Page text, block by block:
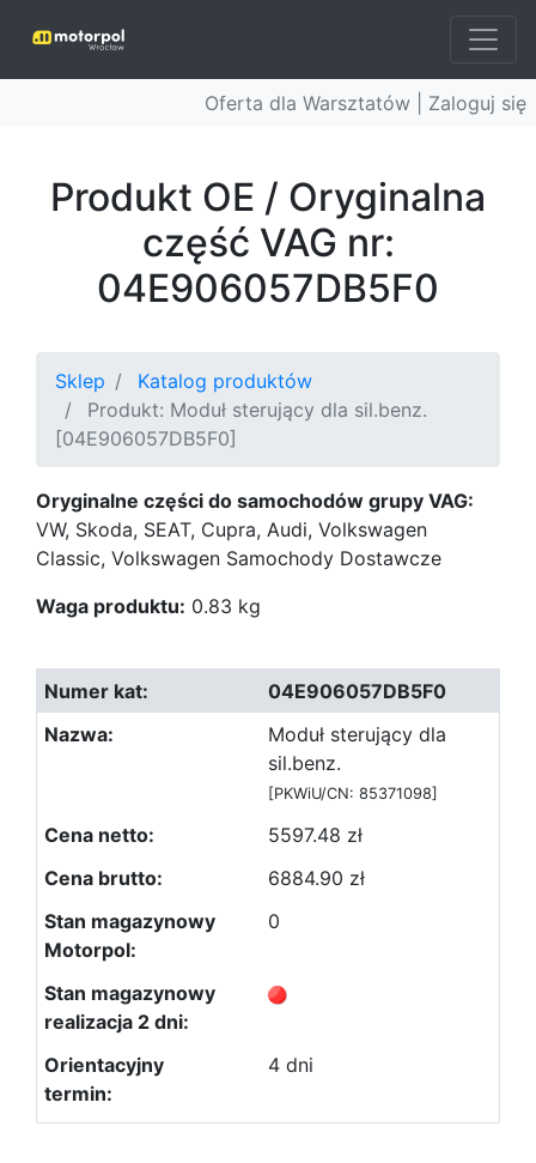
Oferta dla Warsztatów | Zaloguj się
Produkt OE / Oryginalna
część VAG nr:
04E906057DB5F0
Sklep
Katalog produktów
Produkt: Moduł sterujący dla sil.benz.
[04E906057DB5F0]
Oryginalne części do samochodów grupy VAG:
VW, Skoda, SEAT, Cupra, Audi, Volkswagen
Classic, Volkswagen Samochody Dostawcze
Waga produktu: 0.83 kg
04E906057DB5F0
Moduł sterujący dla
sil.benz.
[PKWiU/CN: 85371098]
5597.48 zł
6884.90 zł
0
4 dni